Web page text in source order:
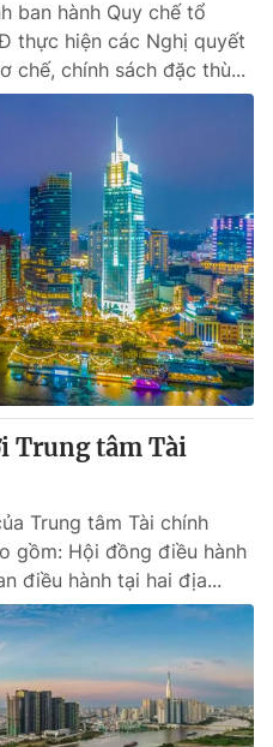
video
VTV Thể thao
động sản
lòng Việt
mình bằng AI
ban hành Quy chế tổ
thực hiện các Nghị quyết
chế, chính sách đặc thù...
Trung tâm Tài
Trung tâm Tài chính
gồm: Hội đồng điều hành
điều hành tại hai địa...